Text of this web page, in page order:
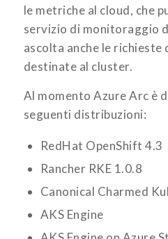
le metriche al cloud, che
servizio di monitoraggio
ascolta anche le
destinate al cluster.
Al momento Azure Arc è
seguenti distribuzioni:
RedHat OpenShift 4.3
Rancher RKE 1.0.8
Canonical Charmed
AKS Engine